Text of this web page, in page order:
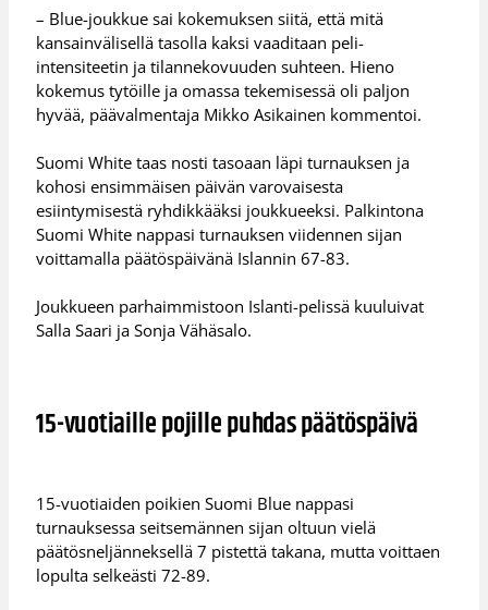
– Blue-joukkue sai kokemuksen siitä, että mitä
kansainvälisellä tasolla kaksi vaaditaan peli-
intensiteetin ja tilannekovuuden suhteen. Hieno
kokemus tytöille ja omassa tekemisessä oli paljon
hyvää, päävalmentaja Mikko Asikainen kommentoi.
Suomi White taas nosti tasoaan läpi turnauksen ja
kohosi ensimmäisen päivän varovaisesta
esiintymisestä ryhdikkääksi joukkueeksi. Palkintona
Suomi White nappasi turnauksen viidennen sijan
voittamalla päätöspäivänä Islannin 67-83.
Joukkueen parhaimmistoon Islanti-pelissä kuuluivat
Salla Saari ja Sonja Vähäsalo.
15-vuotiaille pojille puhdas päätöspäivä
15-vuotiaiden poikien Suomi Blue nappasi
turnauksessa seitsemännen sijan oltuun vielä
päätösneljänneksellä 7 pistettä takana, mutta voittaen
lopulta selkeästi 72-89.